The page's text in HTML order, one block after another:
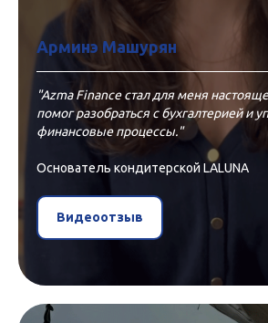
Арминэ Машурян
"Azma Finance стал для меня
помог разобраться с бухгалтерией и
финансовые процессы."
Основатель кондитерской LALUNA
Видеоотзыв